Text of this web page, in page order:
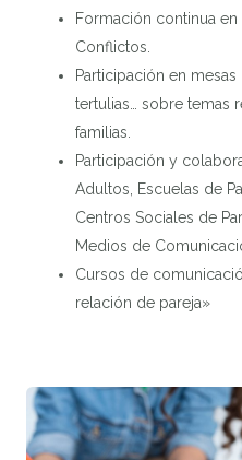
Formación continua
Conflictos.
Participación en mesas
tertulias… sobre temas
familias.
Participación y
Adultos, Escuelas de
Centros Sociales de
Medios de
Cursos de
relación de pareja»